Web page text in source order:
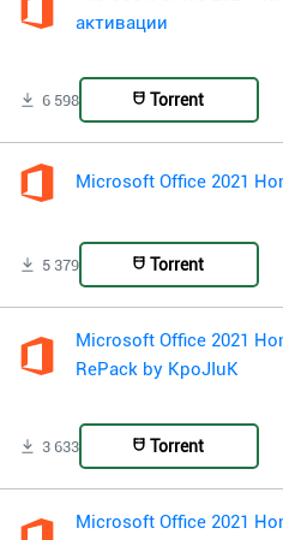
активации
6 598 Torrent
Microsoft Office 2021
5 379 Torrent
Microsoft Office 2021
RePack by KpoJIuK
3 633 Torrent
Microsoft Office 2021